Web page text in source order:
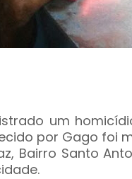
um
por Gago foi
Bairro Santo